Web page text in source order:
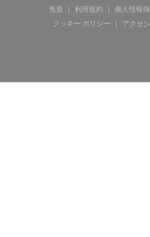
免責
((新しいウィンドウで開きま
利用規約
((新しいウィンド
個人情報
クッキー ポリシー
((新しいウィンドウ
アクセ